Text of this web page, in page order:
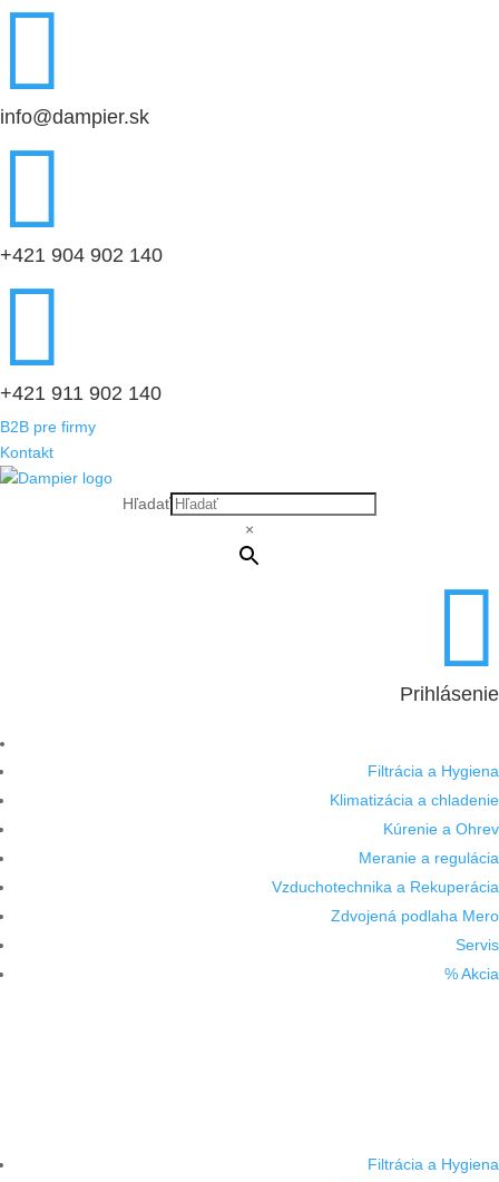

info@dampier.sk

+421 904 902 140

+421 911 902 140
B2B pre firmy
Kontakt
Hľadať
×

Prihlásenie
Filtrácia a Hygiena
Klimatizácia a chladenie
Kúrenie a Ohrev
Meranie a regulácia
Vzduchotechnika a Rekuperácia
Zdvojená podlaha Mero
Servis
% Akcia
Filtrácia a Hygiena